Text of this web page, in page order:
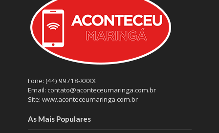
Fone: (44) 99718-XXXX
Email: contato@aconteceumaringa.com.br
Site: www.aconteceumaringa.com.br
As Mais Populares